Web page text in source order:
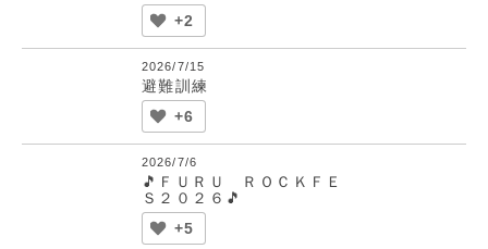
+2
2026/7/15
避難訓練
+6
2026/7/6
🎵ＦＵＲＵ ＲＯＣＫＦＥ
Ｓ２０２６🎵
+5